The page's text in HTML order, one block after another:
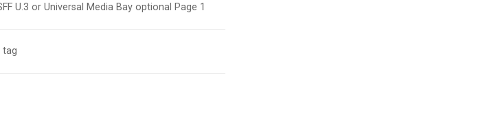
U.3 or Universal Media Bay optional Page 1
tag